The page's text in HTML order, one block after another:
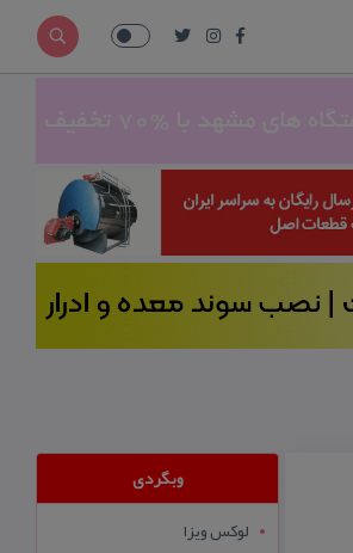
وبگردی
لوکس ویزا